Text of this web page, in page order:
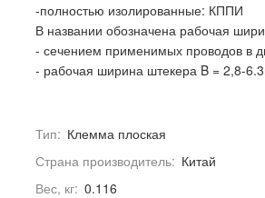
-полностью изолированные: КППИ
В названии обозначена рабочая
- сечением применимых проводов в
- рабочая ширина штекера B = 2,8-
Тип: Клемма плоская
Страна производитель: Китай
Вес, кг: 0.116